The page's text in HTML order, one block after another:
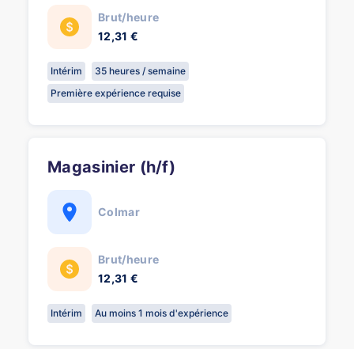
Brut/heure
12,31 €
Intérim
35 heures / semaine
Première expérience requise
Magasinier (h/f)
Colmar
Brut/heure
12,31 €
Intérim Au moins 1 mois d'expérience